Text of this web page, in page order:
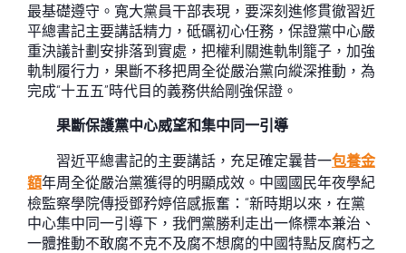
最基礎遵守。寬大黨員干部表現，要深刻進修貫徹習近
平總書記主要講話精力，砥礪初心任務，保證黨中心嚴
重決議計劃安排落到實處，把權利關進軌制籠子，加強
軌制履行力，果斷不移把周全從嚴治黨向縱深推動，為
完成“十五五”時代目的義務供給剛強保證。
果斷保護黨中心威望和集中同一引導
習近平總書記的主要講話，充足確定曩昔一包養金
額年周全從嚴治黨獲得的明顯成效。中國國民年夜學紀
檢監察學院傳授鄧矜婷倍感振奮：“新時期以來，在黨
中心集中同一引導下，我們黨勝利走出一條標本兼治、
一體推動不敢腐不克不及腐不想腐的中國特點反腐朽之